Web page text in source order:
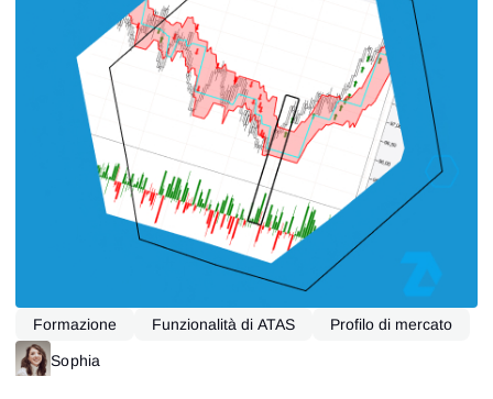
Formazione Funzionalità di ATAS Profilo di mercato
Sophia